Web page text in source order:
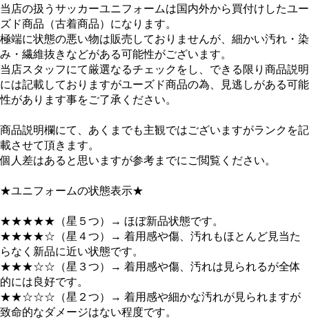
当店の扱うサッカーユニフォームは国内外から買付けしたユー
ズド商品（古着商品）になります。
極端に状態の悪い物は販売しておりませんが、細かい汚れ・染
み・繊維抜きなどがある可能性がございます。
当店スタッフにて厳選なるチェックをし、できる限り商品説明
には記載しておりますがユーズド商品の為、見逃しがある可能
性があります事をご了承ください。
商品説明欄にて、あくまでも主観ではございますがランクを記
載させて頂きます。
個人差はあると思いますが参考までにご閲覧ください。
★ユニフォームの状態表示★
★★★★★（星５つ）→ ほぼ新品状態です。
★★★★☆（星４つ）→ 着用感や傷、汚れもほとんど見当た
らなく新品に近い状態です。
★★★☆☆（星３つ）→ 着用感や傷、汚れは見られるが全体
的には良好です。
★★☆☆☆（星２つ）→ 着用感や細かな汚れが見られますが
致命的なダメージはない程度です。